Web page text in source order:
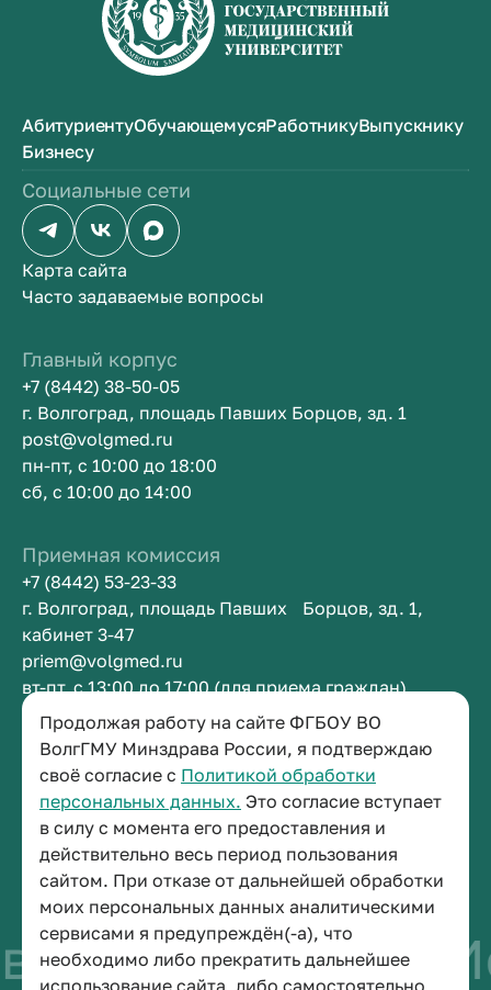
Продолжая работу на сайте ФГБОУ ВО
ВолгГМУ Минздрава России, я подтверждаю
своё согласие с Политикой обработки
персональных данных. Это согласие вступает
в силу с момента его предоставления и
действительно весь период пользования
сайтом. При отказе от дальнейшей обработки
моих персональных данных аналитическими
сервисами я предупреждён(-а), что
необходимо либо прекратить дальнейшее
использование сайта, либо самостоятельно
АбитуриентуОбучающемусяРаботникуВыпускнику
Бизнесу
Социальные сети
Карта сайта
Часто задаваемые вопросы
Главный корпус
+7 (8442) 38-50-05
г. Волгоград, площадь Павших Борцов, зд. 1
post@volgmed.ru
пн-пт, с 10:00 до 18:00
сб, с 10:00 до 14:00
Приемная комиссия
+7 (8442) 53-23-33
г. Волгоград, площадь Павших Борцов, зд. 1,
кабинет 3-47
priem@volgmed.ru
вт-пт, с 13:00 до 17:00 (для приема граждан)
Приемная ректора
+7 (8442) 38-50-05
г. Волгоград, площадь Павших Борцов, зд. 1,
кабинет 3-11
post@volgmed.ru
пн-пт, с 08.30 до 17.00 (перерыв с 12.30 до 13.00)
быть врачом